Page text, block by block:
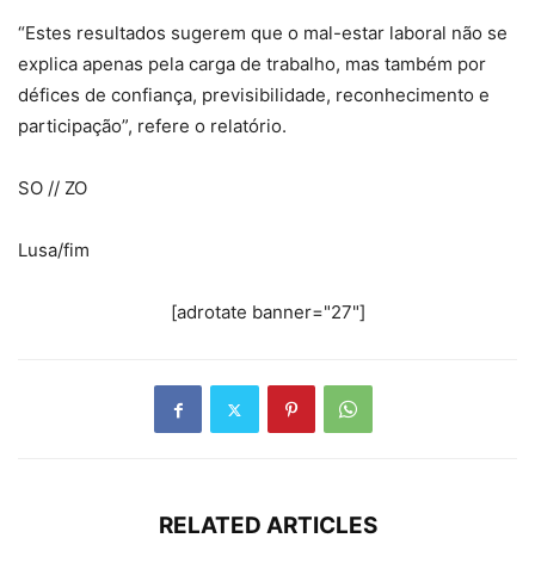
“Estes resultados sugerem que o mal-estar laboral não se
explica apenas pela carga de trabalho, mas também por
défices de confiança, previsibilidade, reconhecimento e
participação”, refere o relatório.
SO // ZO
Lusa/fim
[adrotate banner="27"]
RELATED ARTICLES